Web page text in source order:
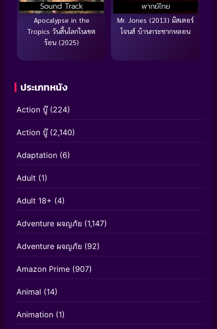
Sound Track
Apocalypse in the
Tropics วันสิ้นโลกในเขต
ร้อน (2025)
พากย์ไทย
Mr. Jones (2013) มิสเตอร์
โจนส์ บ้านกระชากหลอน
ประเภทหนัง
Action บู๊(224)
Action บู๊(2,140)
Adaptation (6)
Adult (1)
Adult 18+ (4)
Adventure ผจญภัย (1,147)
Adventure ผจญภัย (92)
Amazon Prime (907)
Animal (14)
Animation (1)